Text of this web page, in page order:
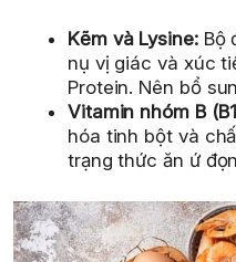
Kẽm và Lysine:Bộ
nụ vị giác và xúc
Protein. Nên bổ
Vitamin nhóm B
hóa tinh bột và
trạng thức ăn ứ